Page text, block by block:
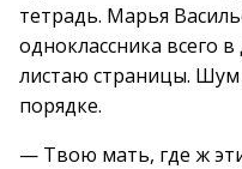
тетрадь. Марья
одноклассника всего
листаю страницы.
порядке.
— Твою мать, где ж